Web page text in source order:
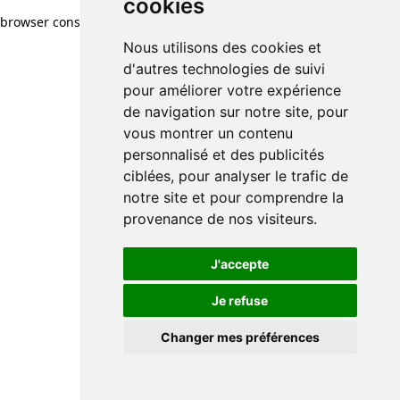
cookies
Nous utilisons des cookies et
d'autres technologies de suivi
pour améliorer votre expérience
de navigation sur notre site, pour
vous montrer un contenu
personnalisé et des publicités
ciblées, pour analyser le trafic de
notre site et pour comprendre la
provenance de nos visiteurs.
J'accepte
Je refuse
Changer mes préférences
browser console for more information)